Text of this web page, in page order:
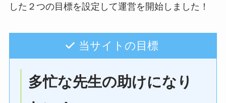
した２つの目標を設定して運営を開始しました！
当サイトの目標
多忙な先生の助けになり